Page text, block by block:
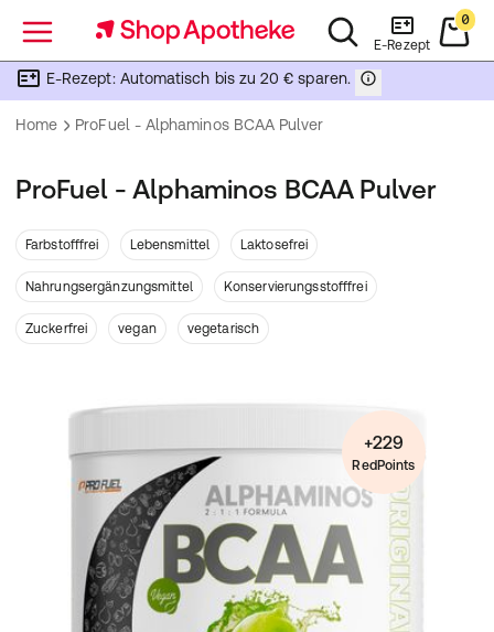
Menü E-Rezept
0
E-Rezept: Automatisch bis zu 20 € sparen.
Home ProFuel - Alphaminos BCAA Pulver
ProFuel - Alphaminos BCAA Pulver
Farbstofffrei Lebensmittel Laktosefrei
Nahrungsergänzungsmittel Konservierungsstofffrei
Zuckerfrei vegan vegetarisch
+229
RedPoints